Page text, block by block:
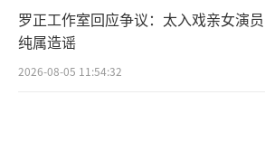
罗正工作室回应争议：太入戏亲女演员
纯属造谣
2026-08-05 11:54:32